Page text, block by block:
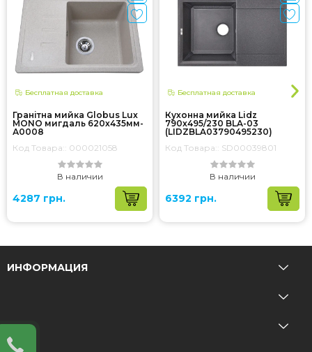
Ширина изделия, мм
Бесплатная доставка
Гранітна мийка Globus Lux
MONO мигдаль 620х435мм-
А0008
Код Товара:: 000021058
В наличии
4287 грн.
Бесплатная доставка
Кухонна мийка Lidz
790x495/230 BLA-03
(LIDZBLA03790495230)
Код Товара:: SD00039801
В наличии
6392 грн.
ИНФОРМАЦИЯ